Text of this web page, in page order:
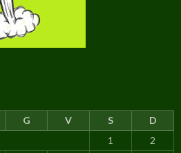
G V S
D
1
2